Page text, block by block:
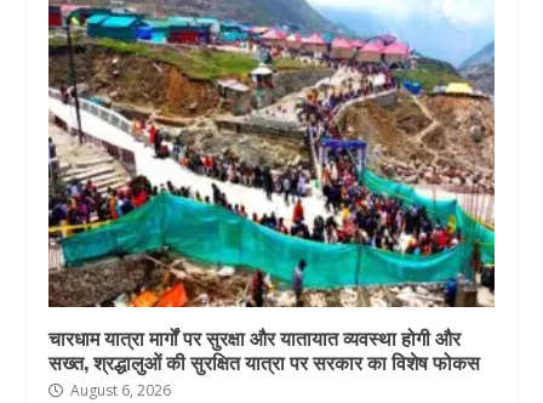
चारधाम यात्रा मार्गों पर सुरक्षा और यातायात व्यवस्था होगी और
सख्त, श्रद्धालुओं की सुरक्षित यात्रा पर सरकार का विशेष फोकस
August 6, 2026